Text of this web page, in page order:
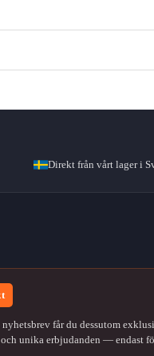
Direkt från vårt lager i
får du dessutom
unika erbjudanden — endast